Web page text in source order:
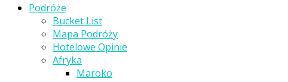
Podróże
Bucket List
Mapa Podróży
Hotelowe Opinie
Afryka
Maroko